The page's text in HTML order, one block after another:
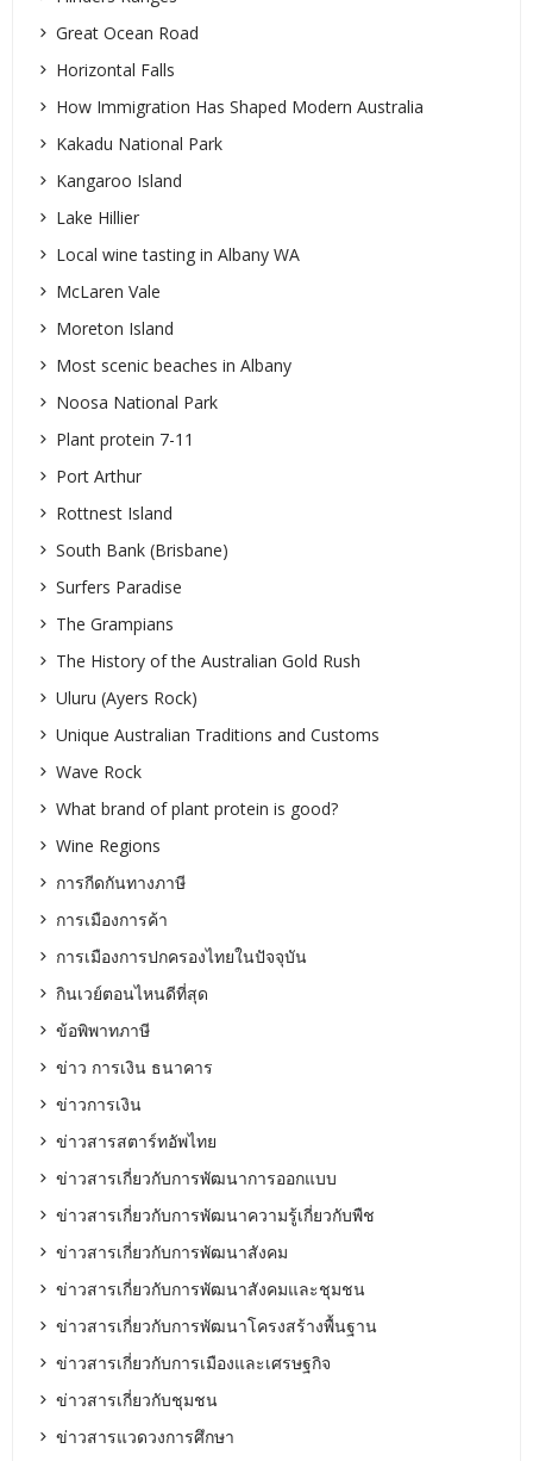
Great Ocean Road
Horizontal Falls
How Immigration Has Shaped Modern Australia
Kakadu National Park
Kangaroo Island
Lake Hillier
Local wine tasting in Albany WA
McLaren Vale
Moreton Island
Most scenic beaches in Albany
Noosa National Park
Plant protein 7-11
Port Arthur
Rottnest Island
South Bank (Brisbane)
Surfers Paradise
The Grampians
The History of the Australian Gold Rush
Uluru (Ayers Rock)
Unique Australian Traditions and Customs
Wave Rock
What brand of plant protein is good?
Wine Regions
การกีดกันทางภาษี
การเมืองการค้า
การเมืองการปกครองไทยในปัจจุบัน
กินเวย์ตอนไหนดีที่สุด
ข้อพิพาทภาษี
ข่าว การเงิน ธนาคาร
ข่าวการเงิน
ข่าวสารสตาร์ทอัพไทย
ข่าวสารเกี่ยวกับการพัฒนาการออกแบบ
ข่าวสารเกี่ยวกับการพัฒนาความรู้เกี่ยวกับพืช
ข่าวสารเกี่ยวกับการพัฒนาสังคม
ข่าวสารเกี่ยวกับการพัฒนาสังคมและชุมชน
ข่าวสารเกี่ยวกับการพัฒนาโครงสร้างพื้นฐาน
ข่าวสารเกี่ยวกับการเมืองและเศรษฐกิจ
ข่าวสารเกี่ยวกับชุมชน
ข่าวสารแวดวงการศึกษา